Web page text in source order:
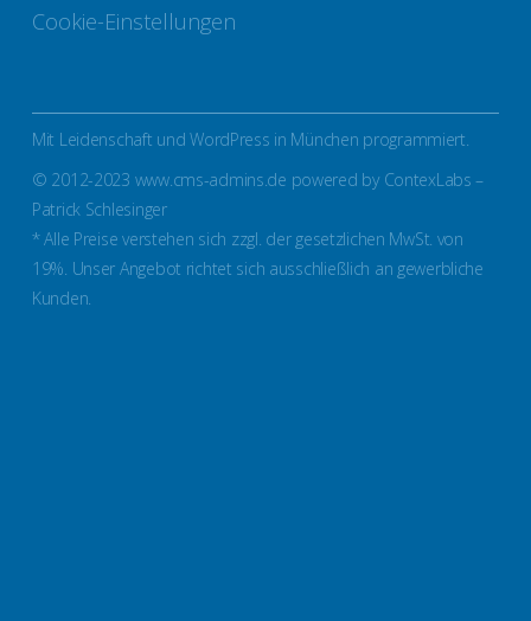
Cookie-Einstellungen
Mit Leidenschaft und WordPress in München programmiert.
© 2012-2023 www.cms-admins.de powered by ContexLabs –
Patrick Schlesinger
* Alle Preise verstehen sich zzgl. der gesetzlichen MwSt. von
19%. Unser Angebot richtet sich ausschließlich an gewerbliche
Kunden.